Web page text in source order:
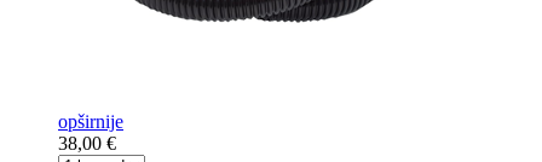
opširnije
38,00 €